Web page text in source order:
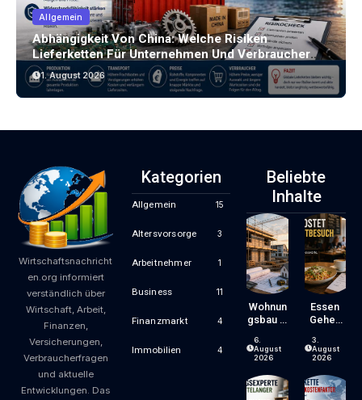
Allgemein
Abhängigkeit Von China: Welche Risiken
Lieferketten Für Unternehmen Und Verbraucher
Bergen
1. August 2026
Wirtschaftsnachricht
en.org informiert
verständlich über
Wirtschaft, Arbeit,
Finanzen,
Versicherungen,
Verbraucherfragen
und aktuelle
Entwicklungen. Das
Kategorien
Allgemein 15
Altersvorsorge 3
Arbeitnehmer 1
Business 11
Finanzmarkt 4
Immobilien 4
Beliebte
Inhalte
Wohnun
Gsbau In
Krise:
Worauf
En Und
Käufer
6.
August
2026
Essen
Gehen
Zum
Luxus?
Gastron
Omiepre
3.
August
2026